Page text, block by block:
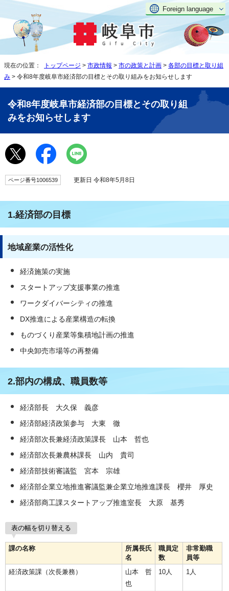
Foreign language
現在の位置： トップページ > 市政情報 > 市の政策と計画 > 各部の目標と取り組
み > 令和8年度岐阜市経済部の目標とその取り組みをお知らせします
令和8年度岐阜市経済部の目標とその取り組
みをお知らせします
ページ番号1006539 更新日 令和8年5月8日
1.経済部の目標
地域産業の活性化
経済施策の実施
スタートアップ支援事業の推進
ワークダイバーシティの推進
DX推進による産業構造の転換
ものづくり産業等集積地計画の推進
中央卸売市場等の再整備
2.部内の構成、職員数等
経済部長 大久保 義彦
経済部経済政策参与 大東 徹
経済部次長兼経済政策課長 山本 哲也
経済部次長兼農林課長 山内 貴司
経済部技術審議監 宮本 宗雄
経済部企業立地推進審議監兼企業立地推進課長 櫻井 厚史
経済部商工課スタートアップ推進室長 大原 基秀
表の幅を切り替える
課の名称
所属長氏
名
職員定
数
非常勤職
員等
経済政策課（次長兼務）
山本 哲
也
10人 1人